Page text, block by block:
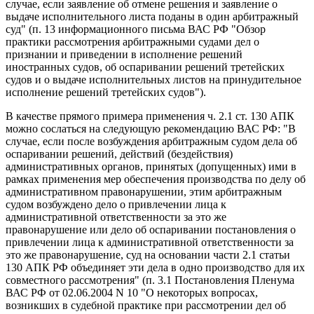
случае, если заявление об отмене решения и заявление о
выдаче исполнительного листа поданы в один арбитражный
суд" (п. 13 информационного письма ВАС РФ "Обзор
практики рассмотрения арбитражными судами дел о
признании и приведении в исполнение решений
иностранных судов, об оспаривании решений третейских
судов и о выдаче исполнительных листов на принудительное
исполнение решений третейских судов").
В качестве прямого примера применения ч. 2.1 ст. 130 АПК
можно сослаться на следующую рекомендацию ВАС РФ: "В
случае, если после возбуждения арбитражным судом дела об
оспаривании решений, действий (бездействия)
административных органов, принятых (допущенных) ими в
рамках применения мер обеспечения производства по делу об
административном правонарушении, этим арбитражным
судом возбуждено дело о привлечении лица к
административной ответственности за это же
правонарушение или дело об оспаривании постановления о
привлечении лица к административной ответственности за
это же правонарушение, суд на основании части 2.1 статьи
130 АПК РФ объединяет эти дела в одно производство для их
совместного рассмотрения" (п. 3.1 Постановления Пленума
ВАС РФ от 02.06.2004 N 10 "О некоторых вопросах,
возникших в судебной практике при рассмотрении дел об